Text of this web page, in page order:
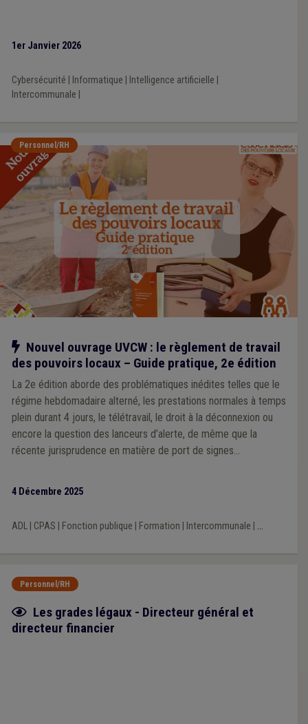
1er Janvier 2026
Cybersécurité Informatique Intelligence artificielle
Intercommunale
Personnel/RH
Notre action
Nouvel ouvrage UVCW : le règlement de travail
des pouvoirs locaux – Guide pratique, 2e édition
La 2e édition aborde des problématiques inédites telles que le
régime hebdomadaire alterné, les prestations normales à temps
plein durant 4 jours, le télétravail, le droit à la déconnexion ou
encore la question des lanceurs d’alerte, de même que la
récente jurisprudence en matière de port de signes
nouveau modèle de règlement de télétravail.
4 Décembre 2025
ADL| CPAS Fonction publique Formation Intercommunale ...
Personnel/RH
Fiche focus
Les grades légaux - Directeur général et
directeur financier